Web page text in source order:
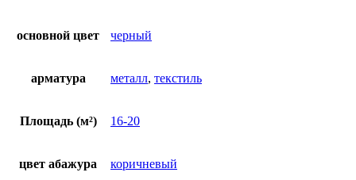
основной цвет черный
арматура металл, текстиль
Площадь (м²) 16-20
цвет абажура коричневый